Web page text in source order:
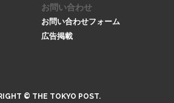
お問い合わせ
お問い合わせフォーム
広告掲載
© THE TOKYO POST.